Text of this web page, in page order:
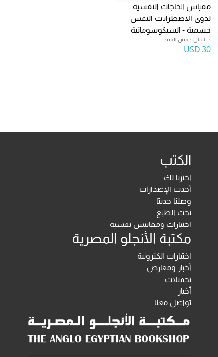
مقياس الحاجات النفسية
لذوى الاضطرابات النفس -
جسمية - السيكوسوماتية
د. ايمان حسين السيد
30 USD
الكتب
اخترنا لك
أحدث الإصدارات
وصلنا حديثا
تحت الطبع
اختبارات ومقاييس نفسية
مكتبة الأنجلو المصرية
اختبارات الكترونية
أخبار ومعارض
تحميلات
أخبار
تواصل معنا